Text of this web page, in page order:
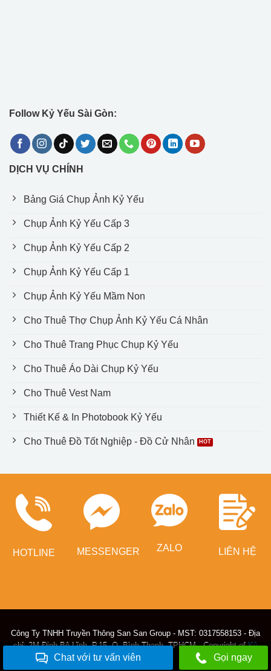
Follow Kỷ Yếu Sài Gòn:
DỊCH VỤ CHÍNH
Bảng Giá Chụp Ảnh Kỷ Yếu
Chụp Ảnh Kỷ Yếu Cấp 3
Chụp Ảnh Kỷ Yếu Cấp 2
Chụp Ảnh Kỷ Yếu Cấp 1
Chụp Ảnh Kỷ Yếu Mầm Non
Cho Thuê Thợ Chụp Ảnh Kỷ Yếu Cá Nhân
Cho Thuê Trang Phục Chụp Kỷ Yếu
Cho Thuê Áo Dài Chụp Kỷ Yếu
Cho Thuê Vest Nam
Thiết Kế & In Photobook Kỷ Yếu
Cho Thuê Đồ Tốt Nghiệp - Đồ Cử Nhân
HOTLINE MESSENGER ZALO LIÊN HỆ
Công Ty TNHH Truyền Thông San San Group - MST: 0317558153 - Địa
chỉ: 2M Đinh Bộ Lĩnh, P.15, Q. Bình Thạnh, TPHCM - Copyright ofKỷ
Yếu Sài Gòn
Chat với tư vấn viên Gọi ngay